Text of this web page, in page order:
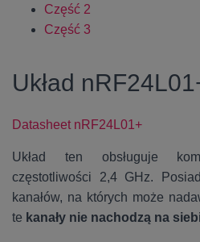
Część 2
Część 3
Układ
Datasheet nRF24L01+
Układ ten obsługuje
częstotliwości 2,4 GHz.
kanałów, na których może
te kanały nie nachodzą na